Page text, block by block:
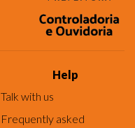
Help
Talk with us
Frequently asked